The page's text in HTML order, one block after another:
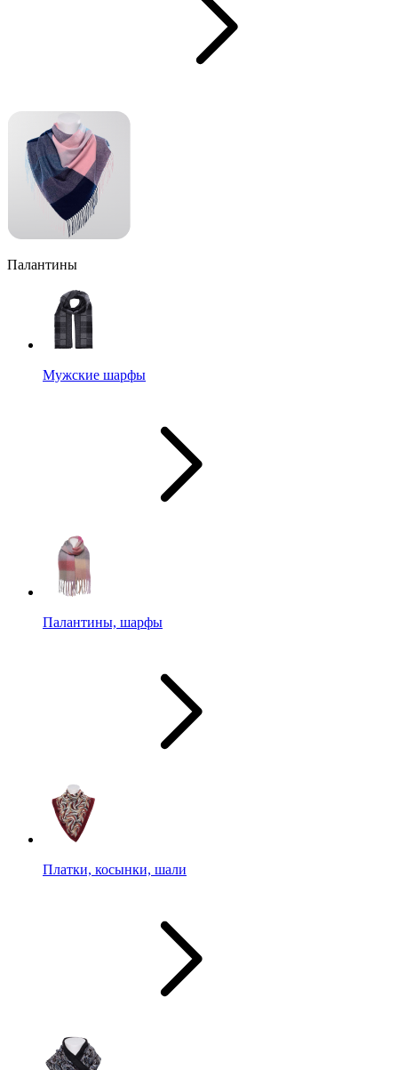
Палантины
Мужские шарфы
Палантины, шарфы
Платки, косынки, шали